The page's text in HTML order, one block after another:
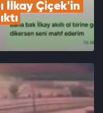
İlkay Çiçek'in